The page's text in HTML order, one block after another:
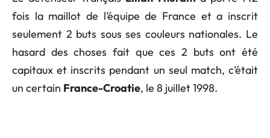
fois la maillot de l’équipe de France et a inscrit
seulement 2 buts sous ses couleurs nationales. Le
hasard des choses fait que ces 2 buts ont été
capitaux et inscrits pendant un seul match, c’était
un certain France-Croatie, le 8 juillet 1998.